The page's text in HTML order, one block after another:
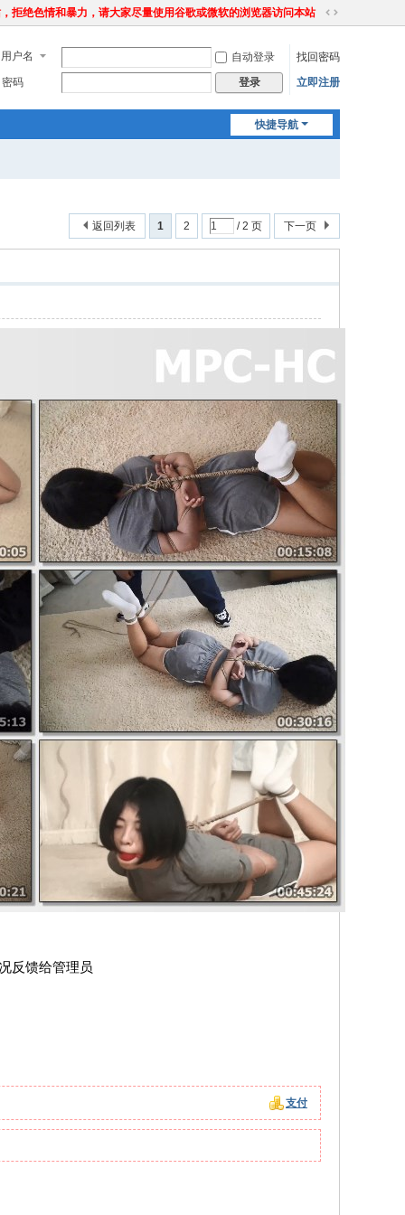
拒绝色情和暴力，请大家尽量使用谷歌或微软的浏览器访问本站
切
到
宽
用户名 自动登录
找回密码
密码
登录 立即注册
快捷导航
1 2 / 2 页 下一页
返回列表
反馈给管理员
支付